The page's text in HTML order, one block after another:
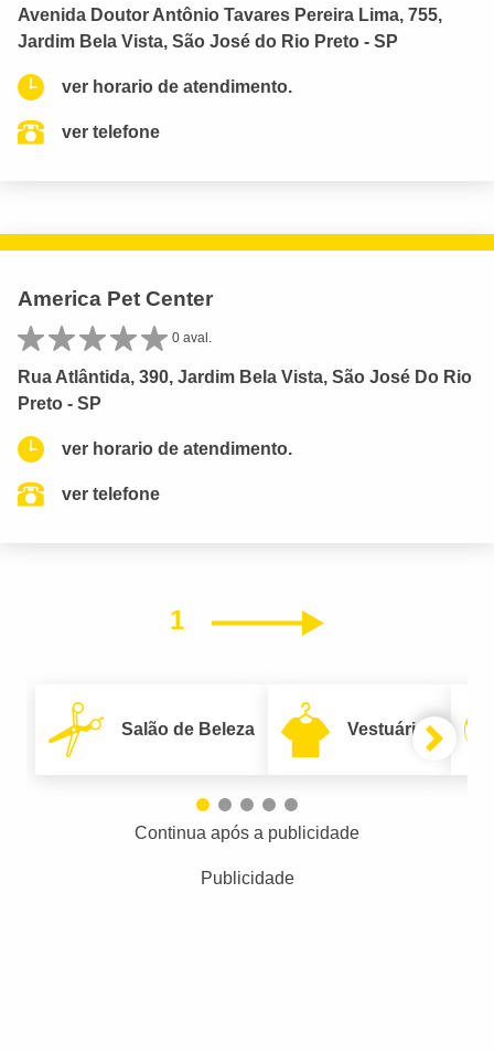
Avenida Doutor Antônio Tavares Pereira Lima, 755,
Jardim Bela Vista, São José do Rio Preto - SP
ver horario de atendimento.
ver telefone
America Pet Center
0 aval.
Rua Atlântida, 390, Jardim Bela Vista, São José Do Rio
Preto - SP
ver horario de atendimento.
ver telefone
1 Próximo
Salão de Beleza Vestuário
Continua após a publicidade
Publicidade